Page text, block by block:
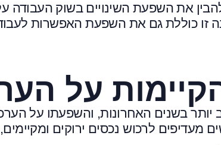
את השפעת השינויים בשוק
זו כוללת גם את השפעת האפשרות
על
יותר בשנים האחרונות, והשפעתו על
מעדיפים לרכוש נכסים ירוקים